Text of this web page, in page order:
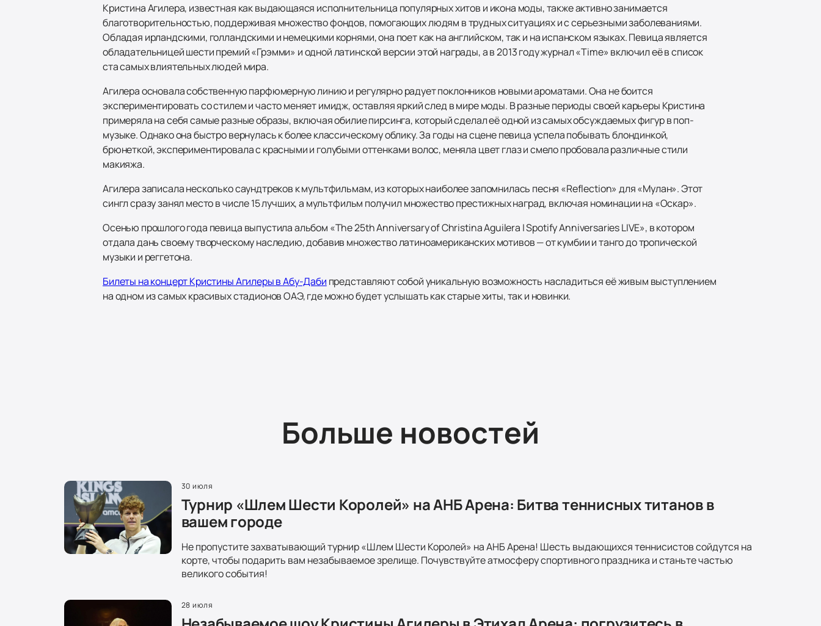
Кристина Агилера, известная как выдающаяся исполнительница популярных хитов и икона моды, также активно занимается
благотворительностью, поддерживая множество фондов, помогающих людям в трудных ситуациях и с серьезными заболеваниями.
Обладая ирландскими, голландскими и немецкими корнями, она поет как на английском, так и на испанском языках. Певица является
обладательницей шести премий «Грэмми» и одной латинской версии этой награды, а в 2013 году журнал «Time» включил её в список
ста самых влиятельных людей мира.
Агилера основала собственную парфюмерную линию и регулярно радует поклонников новыми ароматами. Она не боится
экспериментировать со стилем и часто меняет имидж, оставляя яркий след в мире моды. В разные периоды своей карьеры Кристина
примеряла на себя самые разные образы, включая обилие пирсинга, который сделал её одной из самых обсуждаемых фигур в поп-
музыке. Однако она быстро вернулась к более классическому облику. За годы на сцене певица успела побывать блондинкой,
брюнеткой, экспериментировала с красными и голубыми оттенками волос, меняла цвет глаз и смело пробовала различные стили
макияжа.
Агилера записала несколько саундтреков к мультфильмам, из которых наиболее запомнилась песня «Reflection» для «Мулан». Этот
сингл сразу занял место в числе 15 лучших, а мультфильм получил множество престижных наград, включая номинации на «Оскар».
Осенью прошлого года певица выпустила альбом «The 25th Anniversary of Christina Aguilera | Spotify Anniversaries LIVE», в котором
отдала дань своему творческому наследию, добавив множество латиноамериканских мотивов — от кумбии и танго до тропической
музыки и реггетона.
Билеты на концерт Кристины Агилеры в Абу-Даби представляют собой уникальную возможность насладиться её живым выступлением
на одном из самых красивых стадионов ОАЭ, где можно будет услышать как старые хиты, так и новинки.
Больше новостей
30 июля
Турнир «Шлем Шести Королей» на АНБ Арена: Битва теннисных титанов в
вашем городе
Не пропустите захватывающий турнир «Шлем Шести Королей» на АНБ Арена! Шесть выдающихся теннисистов сойдутся на
корте, чтобы подарить вам незабываемое зрелище. Почувствуйте атмосферу спортивного праздника и станьте частью
великого события!
28 июля